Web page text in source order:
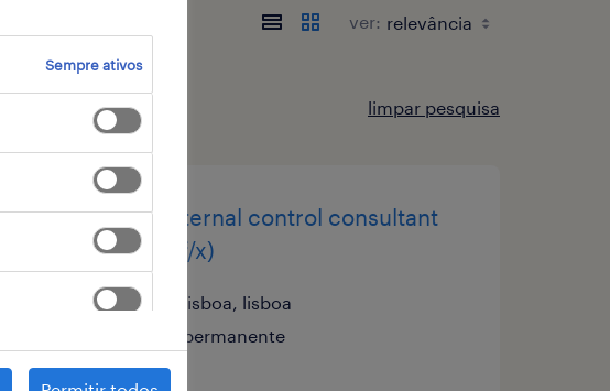
ver:
limpar pesquisa
it internal control consultant
(m/f/x)
lisboa, lisboa
permanente
Sempre ativos